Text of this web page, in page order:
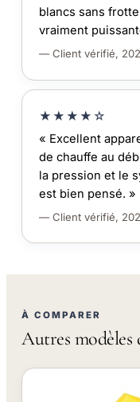
blancs sans
vraiment
— Client vérifié,
★★★★☆
« Excellent
de chauffe au
la pression et le
est bien pensé. »
— Client vérifié,
À COMPARER
Autres modèles